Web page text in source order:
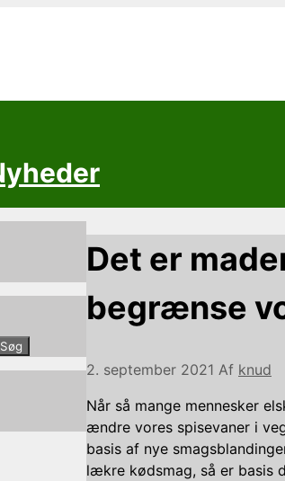
Det er
begrænse
2. september 2021 Af knud
Når så mange mennesker
ændre vores spisevaner i
basis af nye
lækre kødsmag, så er basis